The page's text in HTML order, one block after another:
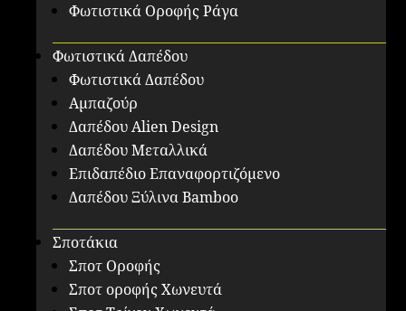
Φωτιστικά Οροφής Ράγα
Φωτιστικά Δαπέδου
Φωτιστικά Δαπέδου
Αμπαζούρ
Δαπέδου Alien Design
Δαπέδου Μεταλλικά
Επιδαπέδιο Επαναφορτιζόμενο
Δαπέδου Ξύλινα Bamboo
Σποτάκια
Σποτ Οροφής
Σποτ οροφής Χωνευτά